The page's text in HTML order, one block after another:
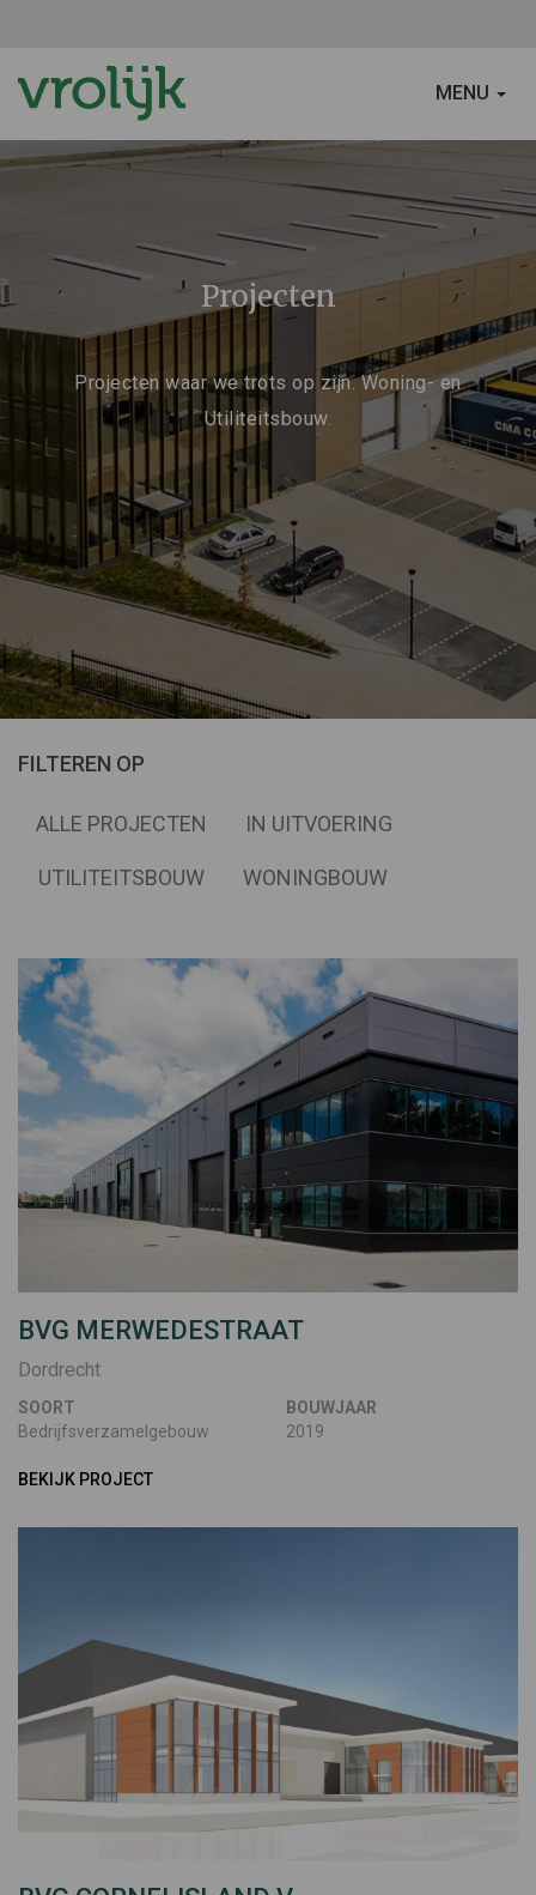
SCHAKEL
MENU
Projecten
Projecten waar we trots op zijn. Woning- en
Utiliteitsbouw.
FILTEREN OP
ALLE PROJECTEN IN UITVOERING
UTILITEITSBOUW WONINGBOUW
BVG MERWEDESTRAAT
Dordrecht
SOORT
Bedrijfsverzamelgebouw
BOUWJAAR
2019
BEKIJK PROJECT